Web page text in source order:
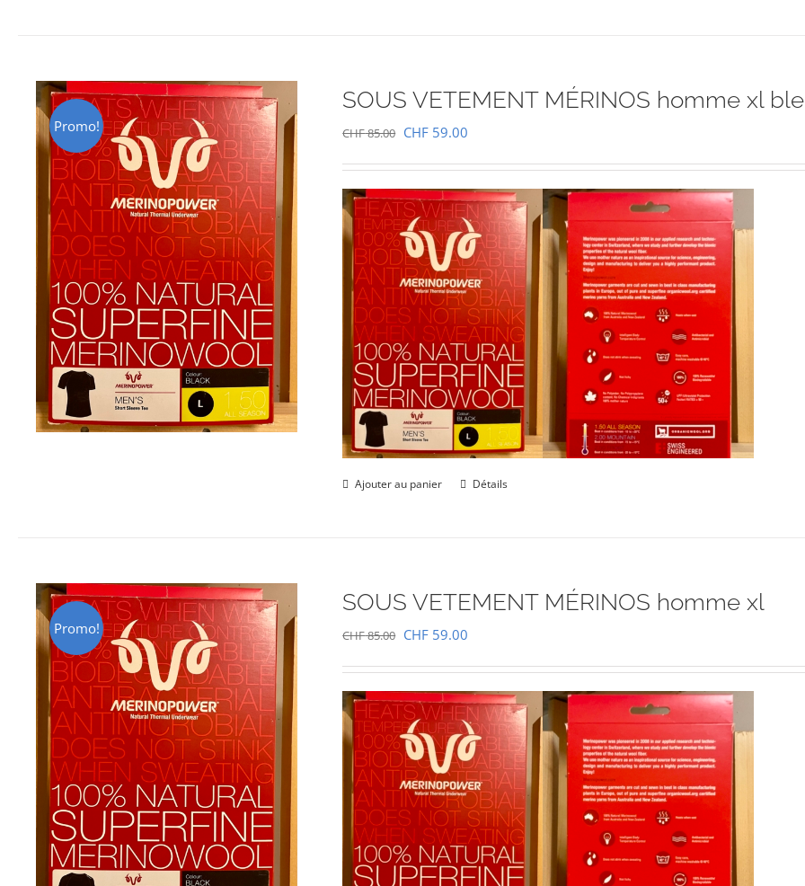
Promo!
SOUS VETEMENT MÉRINOS homme xl
CHF85.00 Le
initial
était :
CHF 85.00.
CHF 59.00
actuel
est :
CHF 59.00.
Ajouter au panier Détails
Promo!
SOUS VETEMENT MÉRINOS homme xl
CHF85.00 Le
initial
était :
CHF 85.00.
CHF 59.00
actuel
est :
CHF 59.00.